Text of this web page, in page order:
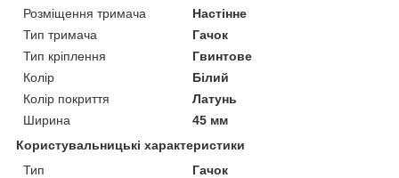
Розміщення тримача
Настінне
Тип тримача
Гачок
Тип кріплення
Гвинтове
Колір
Білий
Колір покриття
Латунь
Ширина
45 мм
Користувальницькі характеристики
Тип
Гачок